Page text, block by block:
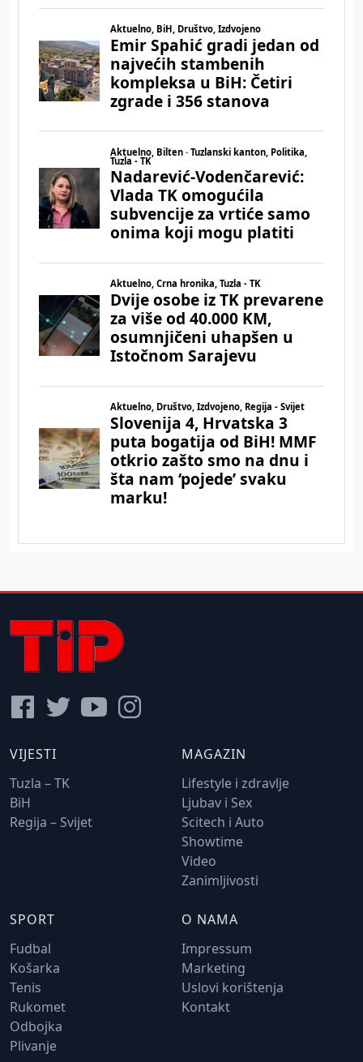
VIJESTI
Tuzla – TK
BiH
Regija – Svijet
MAGAZIN
Lifestyle i zdravlje
Ljubav i Sex
Scitech i Auto
Showtime
Video
Zanimljivosti
SPORT
Fudbal
Košarka
Tenis
Rukomet
Odbojka
Plivanje
O NAMA
Impressum
Marketing
Uslovi korištenja
Kontakt